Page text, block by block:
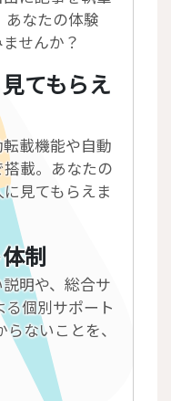
あなたの体験
せんか？
てもらえ
載機能や自動
載。あなたの
見てもらえま
制
明や、総合サ
個別サポート
ないことを、